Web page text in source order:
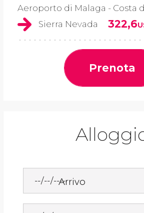
Aeroporto di Malaga - Costa
Sierra Nevada
322,6
Prenota
Arrivo